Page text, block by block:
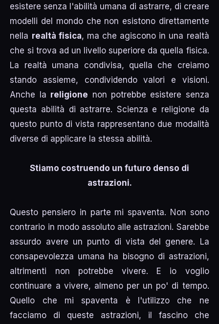
esistere senza l'abilità umana di astrarre, di creare
modelli del mondo che non esistono direttamente
nella realtà fisica, ma che agiscono in una realtà
che si trova ad un livello superiore da quella fisica.
La realtà umana condivisa, quella che creiamo
stando assieme, condividendo valori e visioni.
Anche la religione non potrebbe esistere senza
questa abilità di astrarre. Scienza e religione da
questo punto di vista rappresentano due modalità
diverse di applicare la stessa abilità.
Stiamo costruendo un futuro denso di
astrazioni.
Questo pensiero in parte mi spaventa. Non sono
contrario in modo assoluto alle astrazioni. Sarebbe
assurdo avere un punto di vista del genere. La
consapevolezza umana ha bisogno di astrazioni,
altrimenti non potrebbe vivere. E io voglio
continuare a vivere, almeno per un po' di tempo.
Quello che mi spaventa è l'utilizzo che ne
facciamo di queste astrazioni, il fascino che